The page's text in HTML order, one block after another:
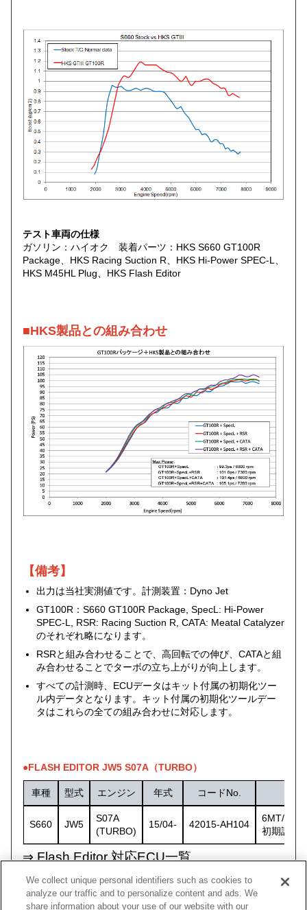
テスト車両の仕様
ガソリン：ハイオク 装着パーツ：HKS S660 GT100R
Package、HKS Racing Suction R、HKS Hi-Power SPEC-L、
HKS M45HL Plug、HKS Flash Editor
■HKS製品との組み合わせ
【備考】
出力は当社実測値です。計測装置：Dyno Jet
GT100R：S660 GT100R Package, SpecL: Hi-Power
SPEC-L, RSR: Racing Suction R, CATA: Meatal Catalyzer
のそれぞれ略になります。
RSRと組み合わせることで、高回転での伸び、CATAと組
み合わせることでターボの立ち上がりが向上します。
すべての計測時、ECUデータはキット付属の初期化ツー
ル内データとなります。キット付属の初期化ツールデー
タはこれらの全ての組み合わせに対応します。
●FLASH EDITOR JW5 S07A（TURBO）
車種 型式 エンジン 年式 コードNo.
S660 JW5
S07A
(TURBO)
15/04- 42015-AH104
6MT/CVT
初期設定
⇒Flash Editor 対応ECU一覧
We collect unique personal identifiers such as cookies to
analyze our traffic and to personalize content and ads. We
share information about your use of our website with our